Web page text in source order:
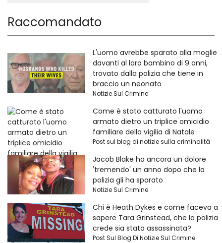
Raccomandato
L'uomo avrebbe sparato alla moglie
davanti al loro bambino di 9 anni,
trovato dalla polizia che tiene in
braccio un neonato
Notizie Sul Crimine
Come è stato catturato l'uomo
armato dietro un triplice omicidio
familiare della vigilia di Natale
Post sul blog di notizie sulla criminalità
Jacob Blake ha ancora un dolore
'tremendo' un anno dopo che la
polizia gli ha sparato
Notizie Sul Crimine
Chi è Heath Dykes e come faceva a
sapere Tara Grinstead, che la polizia
crede sia stata assassinata?
Post Sul Blog Di Notizie Sul Crimine